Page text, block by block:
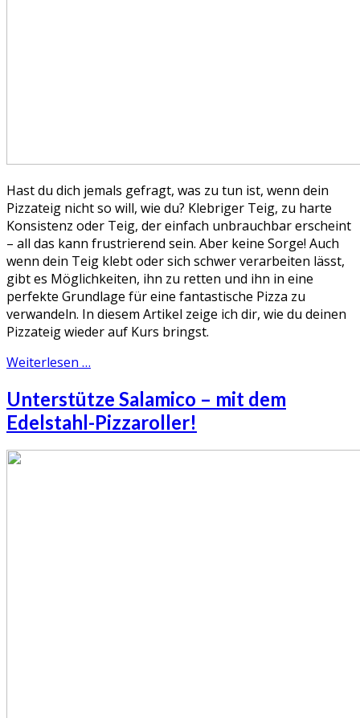
Hast du dich jemals gefragt, was zu tun ist, wenn dein
Pizzateig nicht so will, wie du? Klebriger Teig, zu harte
Konsistenz oder Teig, der einfach unbrauchbar erscheint
– all das kann frustrierend sein. Aber keine Sorge! Auch
wenn dein Teig klebt oder sich schwer verarbeiten lässt,
gibt es Möglichkeiten, ihn zu retten und ihn in eine
perfekte Grundlage für eine fantastische Pizza zu
verwandeln. In diesem Artikel zeige ich dir, wie du deinen
Pizzateig wieder auf Kurs bringst.
Weiterlesen …
Unterstütze Salamico – mit dem
Edelstahl-Pizzaroller!